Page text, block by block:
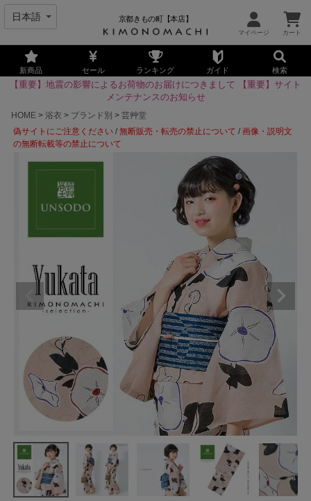
京都きもの町【本店】
新商品 セール ランキング ガイド 検索
【重要】地震の影響によるお荷物のお届けにつきまして
【重要】サイト
メンテナンスのお知らせ
HOME
浴衣 ブランド別
芸艸堂
偽サイトにご注意ください /無断販売・転売の禁止について /画像・説明文
の無断転載等の禁止について